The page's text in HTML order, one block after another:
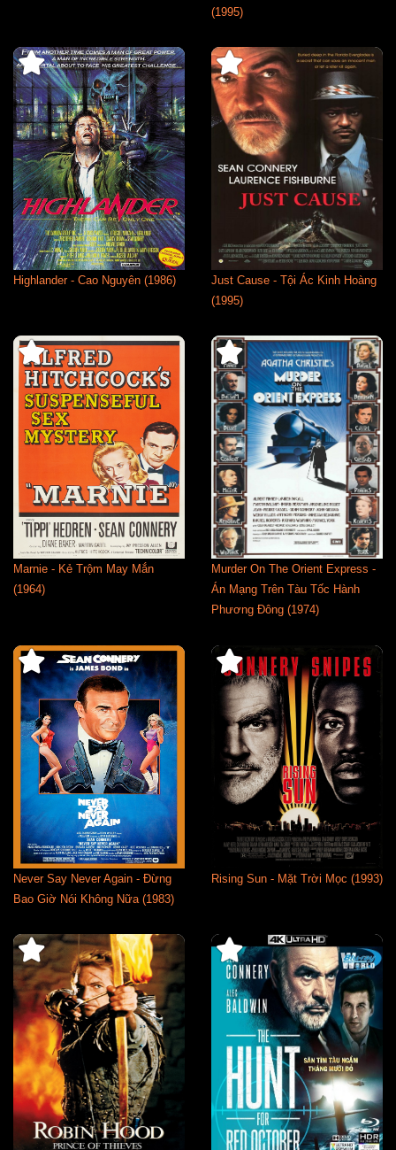
(1995)
Highlander - Cao Nguyên (1986)
Just Cause - Tội Ác Kinh Hoàng
(1995)
Marnie - Kẻ Trộm May Mắn
(1964)
Murder On The Orient Express -
Án Mạng Trên Tàu Tốc Hành
Phương Đông (1974)
Never Say Never Again - Đừng
Bao Giờ Nói Không Nữa (1983)
Rising Sun - Mặt Trời Mọc (1993)